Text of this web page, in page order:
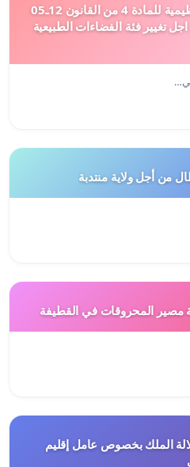
دعم ملف تفعيل النصوص التنظيمية للمادة 4 من القانون 12ـ05
تغيير فئة الفضاءات الطبيعية
من أجل ولاية منتدبة
مصير المحروقات في القطيفة
الملك بخصوص عامل إقليم